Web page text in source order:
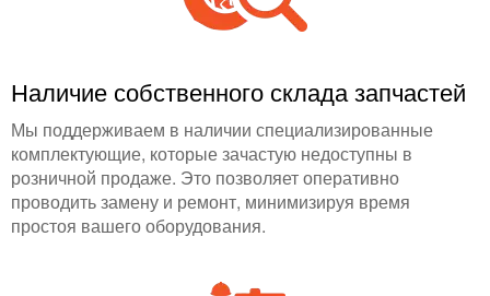
Наличие собственного склада запчастей
Мы поддерживаем в наличии специализированные
комплектующие, которые зачастую недоступны в
розничной продаже. Это позволяет оперативно
проводить замену и ремонт, минимизируя время
простоя вашего оборудования.